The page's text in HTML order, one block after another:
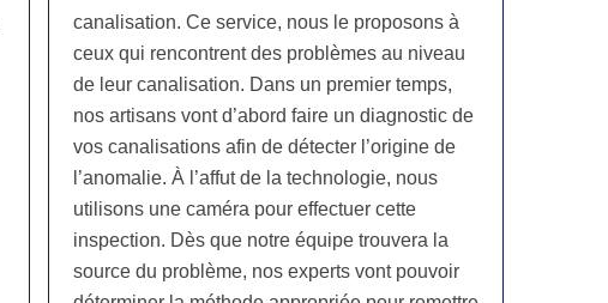
canalisation. Ce service, nous le proposons à
ceux qui rencontrent des problèmes au niveau
de leur canalisation. Dans un premier temps,
nos artisans vont d’abord faire un diagnostic de
vos canalisations afin de détecter l’origine de
l’anomalie. À l’affut de la technologie, nous
utilisons une caméra pour effectuer cette
inspection. Dès que notre équipe trouvera la
source du problème, nos experts vont pouvoir